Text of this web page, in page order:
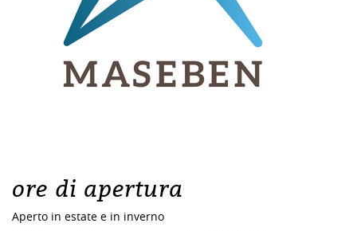
ore di apertura
Aperto in estate e in inverno